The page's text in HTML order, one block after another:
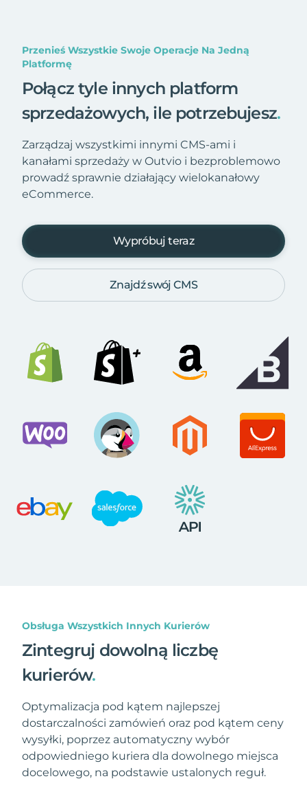
Przenieś Wszystkie Swoje Operacje Na Jedną
Platformę
Połącz tyle innych platform
sprzedażowych, ile potrzebujesz.
Zarządzaj wszystkimi innymi CMS-ami i
kanałami sprzedaży w Outvio i bezproblemowo
prowadź sprawnie działający wielokanałowy
eCommerce.
Wypróbuj teraz
Znajdź swój CMS
Obsługa Wszystkich Innych Kurierów
Zintegruj dowolną liczbę
kurierów.
Optymalizacja pod kątem najlepszej
dostarczalności zamówień oraz pod kątem ceny
wysyłki, poprzez automatyczny wybór
odpowiedniego kuriera dla dowolnego miejsca
docelowego, na podstawie ustalonych reguł.